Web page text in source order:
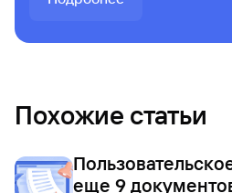
Похожие статьи
еще 9